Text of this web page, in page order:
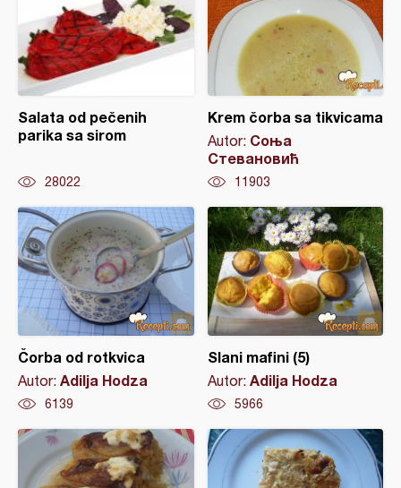
Salata od pečenih
parika sa sirom
28022
Krem čorba sa tikvicama
Autor: Соња
Стевановић
11903
Čorba od rotkvica
Autor: Adilja Hodza
6139
Slani mafini (5)
Autor: Adilja Hodza
5966